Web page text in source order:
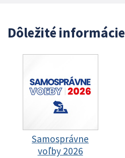
Dôležité informácie
Samosprávne
voľby 2026